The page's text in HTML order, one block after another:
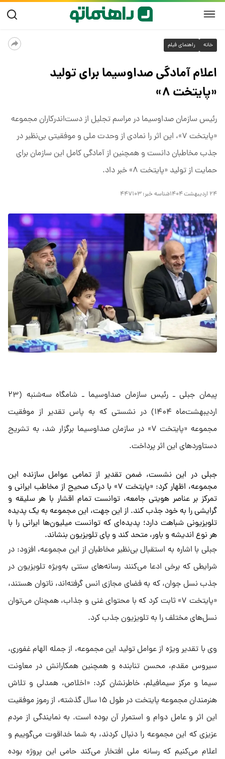
خانه راهنمای فیلم
اعلام آمادگی صداوسیما برای تولید
«پایتخت ۸»
رئیس سازمان صداوسیما در مراسم تجلیل از دست‌اندرکاران مجموعه
«پایتخت ۷»، این اثر را نمادی از وحدت ملی و موفقیتی بی‌نظیر در
جذب مخاطبان دانست و همچنین از آمادگی کامل این سازمان برای
حمایت از تولید «پایتخت ۸» خبر داد.
۲۴ اردیبهشت ۱۴۰۴ شناسه خبر:۴۴۷۱۰۳
پیمان جبلی ـ رئیس سازمان صداوسیما ـ شامگاه سه‌شنبه (۲۳
اردیبهشت‌ماه ۱۴۰۴) در نشستی که به پاس تقدیر از موفقیت
مجموعه «پایتخت ۷» در سازمان صداوسیما برگزار شد، به تشریح
دستاوردهای این اثر پرداخت.
جبلی در این نشست، ضمن تقدیر از تمامی عوامل سازنده این
مجموعه، اظهار کرد: «پایتخت ۷» با درک صحیح از مخاطب ایرانی و
تمرکز بر عناصر هویتی جامعه، توانست تمام اقشار با هر سلیقه و
گرایشی را به خود جذب کند. از این جهت، این مجموعه به یک پدیده
تلویزیونی شباهت دارد؛ پدیده‌ای که توانست میلیون‌ها ایرانی را با
هر نوع اندیشه و باور، متحد کند و پای تلویزیون بنشاند.
جبلی با اشاره به استقبال بی‌نظیر مخاطبان از این مجموعه، افزود: در
شرایطی که برخی ادعا می‌کنند رسانه‌های سنتی به‌ویژه تلویزیون در
جذب نسل جوان، که به فضای مجازی انس گرفته‌اند، ناتوان هستند،
«پایتخت ۷» ثابت کرد که با محتوای غنی و جذاب، همچنان می‌توان
نسل‌های مختلف را به تلویزیون جذب کرد.
وی با تقدیر ویژه از عوامل تولید این مجموعه، از جمله الهام غفوری،
سیروس مقدم، محسن تنابنده و همچنین همکارانش در معاونت
سیما و مرکز سیمافیلم، خاطرنشان کرد: «اخلاص، همدلی و تلاش
هنرمندان مجموعه پایتخت در طول ۱۵ سال گذشته، از رموز موفقیت
این اثر و عامل دوام و استمرار آن بوده است. به نمایندگی از مردم
عزیزی که این مجموعه را دنبال کردند، به شما خداقوت می‌گوییم و
اعلام می‌کنیم که رسانه ملی افتخار می‌کند حامی این پروژه بوده